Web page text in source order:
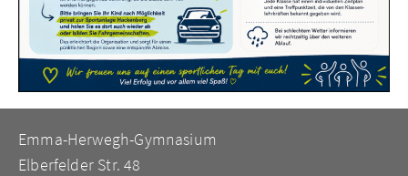
Emma-Herwegh-Gymnasium
Elberfelder Str. 48